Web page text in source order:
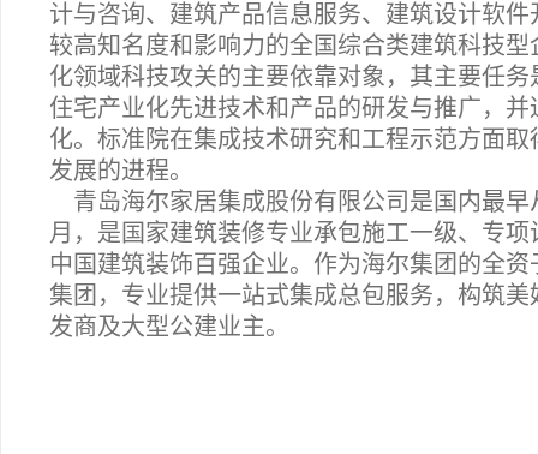
计与咨询、建筑产品信息服务、建筑设计软
较高知名度和影响力的全国综合类建筑科技
化领域科技攻关的主要依靠对象，其主要任
住宅产业化先进技术和产品的研发与推广，
化。标准院在集成技术研究和工程示范方面
发展的进程。
青岛海尔家居集成股份有限公司是国内最早
月，是国家建筑装修专业承包施工一级、专
中国建筑装饰百强企业。作为海尔集团的全
集团，专业提供一站式集成总包服务，构筑
发商及大型公建业主。